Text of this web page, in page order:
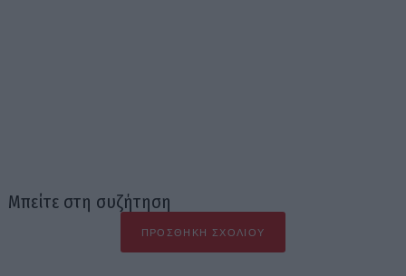
Μπείτε στη συζήτηση
ΠΡΟΣΘΉΚΗ ΣΧΟΛΊΟΥ